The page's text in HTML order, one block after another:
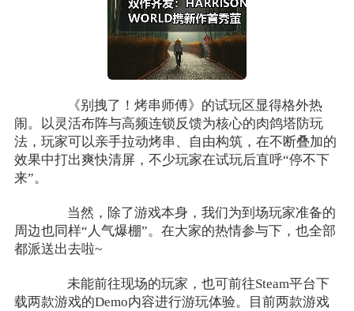
《别拽了！烤串师傅》的试玩区显得格外热
闹。以灵活布阵与高频连锁反馈为核心的肉鸽塔防玩
法，玩家可以亲手拉动烤串、自由构筑，在不断叠加的
效果中打出爽快清屏，不少玩家在试玩后直呼“停不下
来”。
当然，除了游戏本身，我们为到场玩家准备的
周边也同样“人气爆棚”。在大家的热情参与下，也全部
都派送出去啦~
未能前往现场的玩家，也可前往Steam平台下
载两款游戏的Demo内容进行游玩体验。目前两款游戏